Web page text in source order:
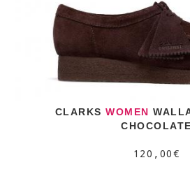
CLARKSWOMEN
CHOCOLATE
120,00€